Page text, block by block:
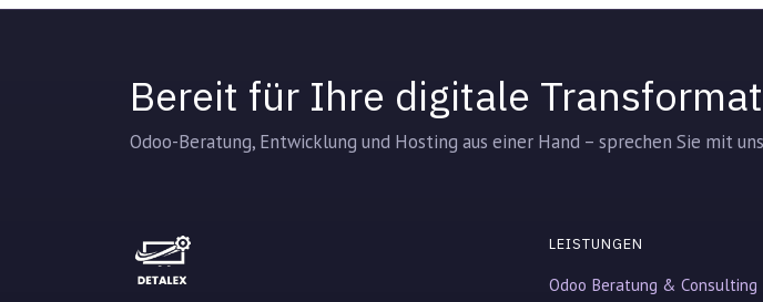
Bereit für Ihre digitale
Odoo-Beratung, Entwicklung und Hosting aus einer Hand – sprechen Sie mit
LEISTUNGEN
Odoo Beratung & Consulting